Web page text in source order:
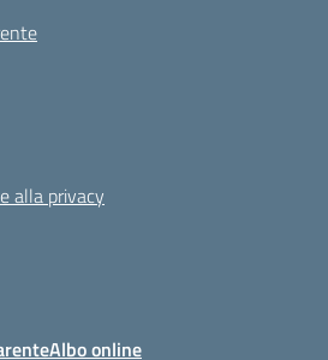
alla privacy
Albo online